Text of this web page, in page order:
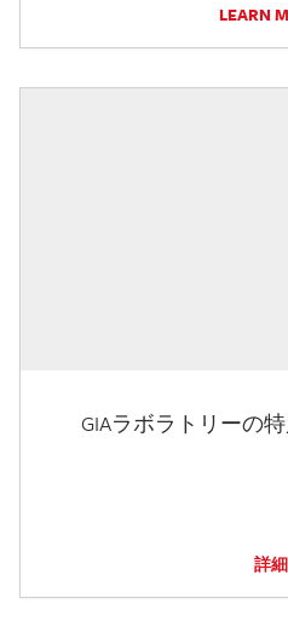
LEARN
GIAラボラトリーの
詳細